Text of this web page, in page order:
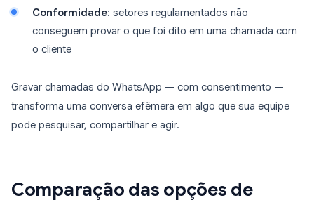
Conformidade: setores regulamentados não
conseguem provar o que foi dito em uma chamada com
o cliente
Gravar chamadas do WhatsApp — com consentimento —
transforma uma conversa efêmera em algo que sua equipe
pode pesquisar, compartilhar e agir.
Comparação das opções de